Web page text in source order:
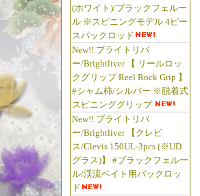
(ホワイト)/ブラックフェルー
ル ※スピニングモデル 4ピー
スパックロッド
New!! ブライトリバ
ー/Brightliver 【 リールロッ
クグリップ Reel Rock Grip 】
#シャム柿/シルバー ※脱着式
スピニンググリップ
New!! ブライトリバ
ー/Brightliver 【クレビ
ス/Clevis 150UL-3pcs (※UD
グラス)】 #ブラックフェルー
ル/渓流ベイト用パックロッ
ド